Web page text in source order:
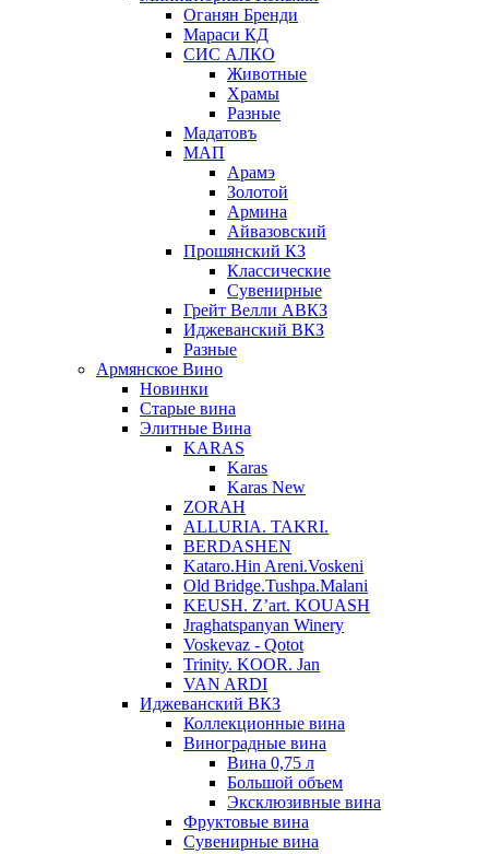
Оганян Бренди
Мараси КД
СИС АЛКО
Животные
Храмы
Разные
Мадатовъ
МАП
Арамэ
Золотой
Армина
Айвазовский
Прошянский КЗ
Классические
Сувенирные
Грейт Велли АВКЗ
Иджеванский ВКЗ
Разные
Армянское Вино
Новинки
Старые вина
Элитные Вина
KARAS
Karas
Karas New
ZORAH
ALLURIA. TAKRI.
BERDASHEN
Kataro.Hin Areni.Voskeni
Old Bridge.Tushpa.Malani
KEUSH. Z’art. KOUASH
Jraghatspanyan Winery
Voskevaz - Qotot
Trinity. KOOR. Jan
VAN ARDI
Иджеванский ВКЗ
Коллекционные вина
Виноградные вина
Вина 0,75 л
Большой объем
Эксклюзивные вина
Фруктовые вина
Cувенирные вина